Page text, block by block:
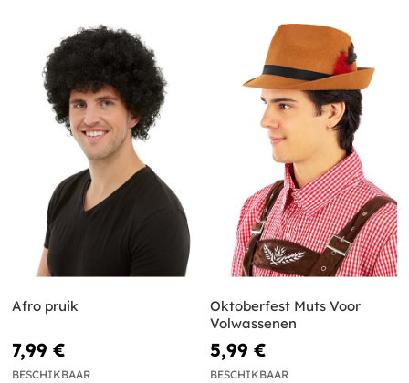
Afro pruik
7,99 €
BESCHIKBAAR
Oktoberfest Muts Voor
Volwassenen
5,99 €
BESCHIKBAAR